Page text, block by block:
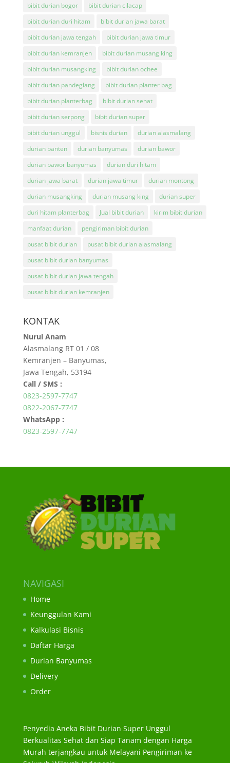
bibit durian bogor
bibit durian cilacap
bibit durian duri hitam
bibit durian jawa barat
bibit durian jawa tengah
bibit durian jawa timur
bibit durian kemranjen
bibit durian musang king
bibit durian musangking
bibit durian ochee
bibit durian pandeglang
bibit durian planter bag
bibit durian planterbag
bibit durian sehat
bibit durian serpong
bibit durian super
bibit durian unggul
bisnis durian
durian alasmalang
durian banten
durian banyumas
durian bawor
durian bawor banyumas
durian duri hitam
durian jawa barat
durian jawa timur
durian montong
durian musangking
durian musang king
durian super
duri hitam planterbag
Jual bibit durian
kirim bibit durian
manfaat durian
pengiriman bibit durian
pusat bibit durian
pusat bibit durian alasmalang
pusat bibit durian banyumas
pusat bibit durian jawa tengah
pusat bibit durian kemranjen
KONTAK
Nurul Anam
Alasmalang RT 01 / 08
Kemranjen – Banyumas,
Jawa Tengah, 53194
Call / SMS :
0823-2597-7747
0822-2067-7747
WhatsApp :
0823-2597-7747
NAVIGASI
Home
Keunggulan Kami
Kalkulasi Bisnis
Daftar Harga
Durian Banyumas
Delivery
Order
Penyedia Aneka Bibit Durian Super Unggul
Berkualitas Sehat dan Siap Tanam dengan Harga
Murah terjangkau untuk Melayani Pengiriman ke